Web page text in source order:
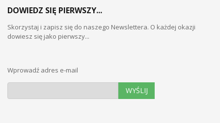
DOWIEDZ SIĘ PIERWSZY...
Skorzystaj i zapisz się do naszego Newslettera. O każdej okazji
dowiesz się jako pierwszy...
Wprowadź adres e-mail
WYŚLIJ